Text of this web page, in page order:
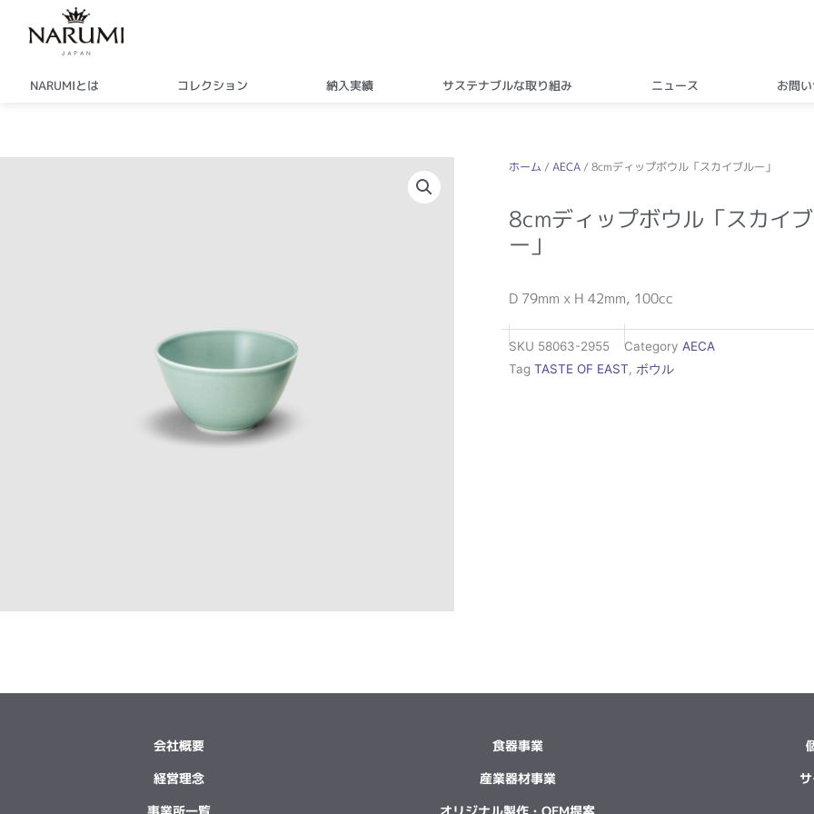
プ
NARUMIとは コレクション 納入実績 サステナブルな取り組み ニュース お問
ホーム /AECA / 8cmディップボウル「スカイブルー」
8cmディップボウル「スカイ
ー」
D 79mm x H 42mm, 100cc
SKU 58063-2955 Category AECA
Tag TASTE OF EAST, ボウル
会社概要
経営理念
事業所一覧
食器事業
産業器材事業
オリジナル製作・OEM提案